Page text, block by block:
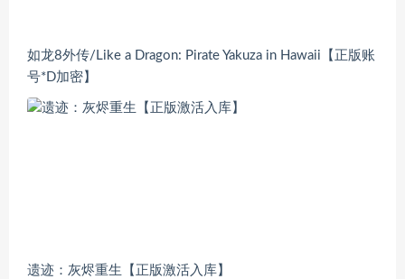
如龙8外传/Like a Dragon: Pirate Yakuza in Hawaii【正版账
号*D加密】
遗迹：灰烬重生【正版激活入库】